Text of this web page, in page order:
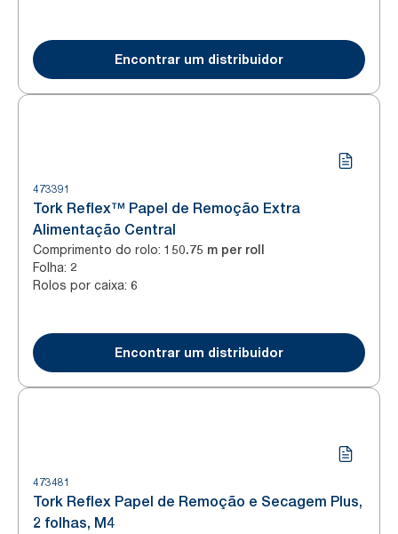
Encontrar um distribuidor
473391
Tork Reflex™ Papel de Remoção Extra
Alimentação Central
Comprimento do rolo: 150.75 m per roll
Folha: 2
Rolos por caixa: 6
Encontrar um distribuidor
473481
Tork Reflex Papel de Remoção e Secagem Plus,
2 folhas, M4